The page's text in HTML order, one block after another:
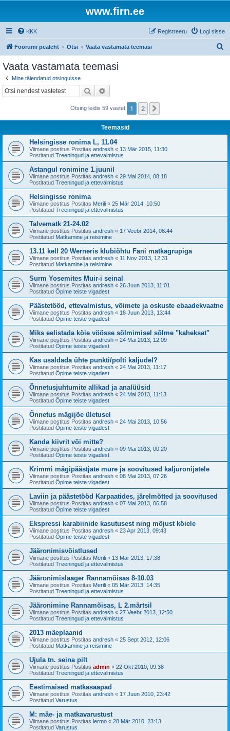
www.firn.ee
KKK Logi sisse
Registreeru
Foorumi pealeht Otsi Vaata vastamata teemasi
Vaata vastamata teemasi
Mine täiendatud otsinguisse
Otsi
Otsing leidis 59 vastet 1 2
Teemasid
Helsingisse ronima L, 11.04
Viimane postitus Postitas andresh « 13 Mär 2015, 11:30
Postitatud Treeningud ja ettevalmistus
Astangul ronimine 1.juunil
Viimane postitus Postitas andresh « 29 Mai 2014, 08:18
Postitatud Treeningud ja ettevalmistus
Helsingisse ronima
Viimane postitus Postitas Merili « 25 Mär 2014, 10:50
Postitatud Treeningud ja ettevalmistus
Talvematk 21-24.02
Viimane postitus Postitas andresh « 17 Veebr 2014, 08:44
Postitatud Matkamine ja reisimine
13.11 kell 20 Werneris klubiõhtu Fani matkagrupiga
Viimane postitus Postitas andresh « 11 Nov 2013, 12:31
Postitatud Matkamine ja reisimine
Surm Yosemites Muir-i seinal
Viimane postitus Postitas andresh « 26 Juun 2013, 11:01
Postitatud Õpime teiste vigadest
Päästetööd, ettevalmistus, võimete ja oskuste ebaadekvaatne
Viimane postitus Postitas andresh « 18 Juun 2013, 13:44
Postitatud Õpime teiste vigadest
Miks eelistada köie vöösse sõlmimisel sõlme "kaheksat"
Viimane postitus Postitas andresh « 24 Mai 2013, 12:09
Postitatud Õpime teiste vigadest
Kas usaldada ühte punkti/polti kaljudel?
Viimane postitus Postitas andresh « 24 Mai 2013, 11:17
Postitatud Õpime teiste vigadest
Õnnetusjuhtumite allikad ja analüüsid
Viimane postitus Postitas andresh « 24 Mai 2013, 11:13
Postitatud Õpime teiste vigadest
Õnnetus mägijõe ületusel
Viimane postitus Postitas andresh « 24 Mai 2013, 10:56
Postitatud Õpime teiste vigadest
Kanda kiivrit või mitte?
Viimane postitus Postitas andresh « 09 Mai 2013, 00:20
Postitatud Õpime teiste vigadest
Krimmi mägipäästjate mure ja soovitused kaljuronijatele
Viimane postitus Postitas andresh « 08 Mai 2013, 07:26
Postitatud Õpime teiste vigadest
Laviin ja päästetööd Karpaatides, järelmõtted ja soovitused
Viimane postitus Postitas andresh « 07 Mai 2013, 06:58
Postitatud Õpime teiste vigadest
Ekspressi karabiinide kasutusest ning mõjust köiele
Viimane postitus Postitas andresh « 23 Apr 2013, 09:43
Postitatud Õpime teiste vigadest
Jääronimisvõistlused
Viimane postitus Postitas Merili « 13 Mär 2013, 17:38
Postitatud Treeningud ja ettevalmistus
Jääronimislaager Rannamõisas 8-10.03
Viimane postitus Postitas Merili « 05 Mär 2013, 14:35
Postitatud Treeningud ja ettevalmistus
Jääronimine Rannamõisas, L 2.märtsil
Viimane postitus Postitas andresh « 27 Veebr 2013, 12:50
Postitatud Treeningud ja ettevalmistus
2013 mäeplaanid
Viimane postitus Postitas andresh « 25 Sept 2012, 12:06
Postitatud Matkamine ja reisimine
Ujula tn. seina pilt
Viimane postitus Postitas admin « 22 Okt 2010, 09:38
Postitatud Treeningud ja ettevalmistus
Eestimaised matkasaapad
Viimane postitus Postitas andresh « 17 Juun 2010, 23:42
Postitatud Varustus
M: mäe- ja matkavarustust
Viimane postitus Postitas lermo « 28 Mär 2010, 23:13
Postitatud Varustus